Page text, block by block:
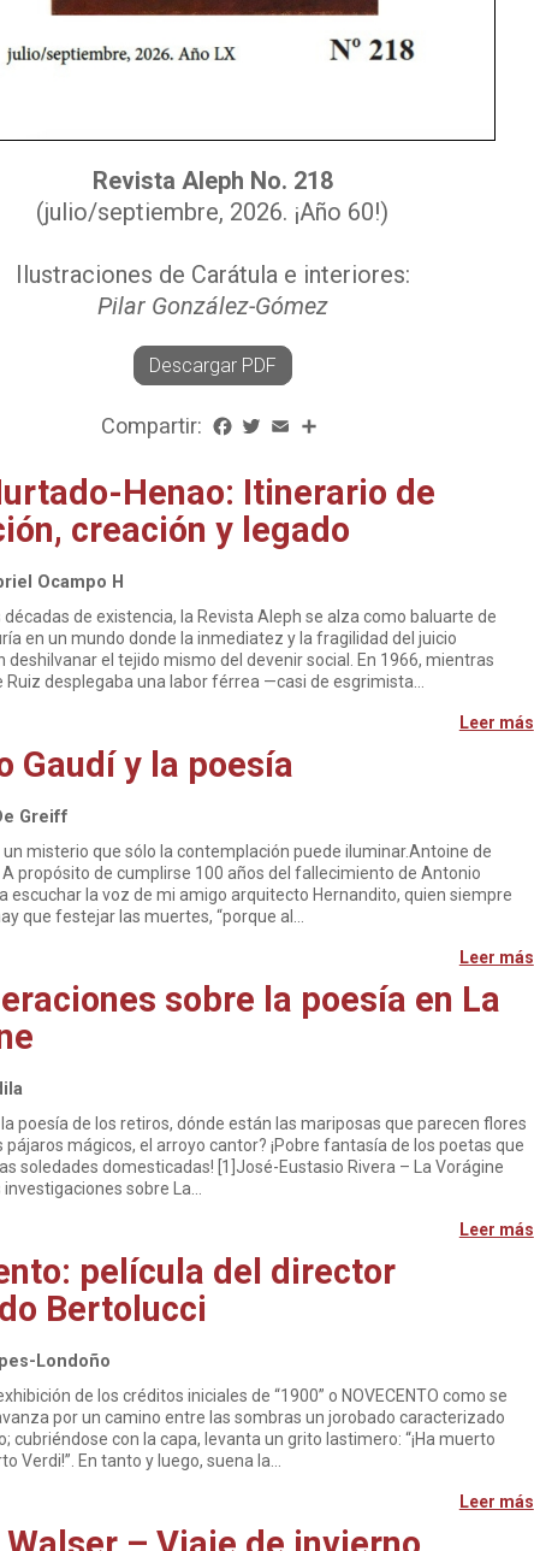
Revista Aleph No. 218
(julio/septiembre, 2026. ¡Año 60!)
Ilustraciones de Carátula e interiores:
Pilar González-Gómez
Descargar PDF
Compartir: Facebook
Twitter
Email
Henao: Itinerario de
creación y legado
Ocampo H
de existencia, la Revista Aleph se alza como baluarte de
en un mundo donde la inmediatez y la fragilidad del juicio
deshilvanar el tejido mismo del devenir social. En 1966, mientras
Ruiz desplegaba una labor férrea —casi de esgrimista…
Leer más
Gaudí y la poesía
Greiff
un misterio que sólo la contemplación puede iluminar.Antoine de
A propósito de cumplirse 100 años del fallecimiento de Antonio
escuchar la voz de mi amigo arquitecto Hernandito, quien siempre
que festejar las muertes, “porque al…
Leer más
sobre la poesía en La
la poesía de los retiros, dónde están las mariposas que parecen flores
pájaros mágicos, el arroyo cantor? ¡Pobre fantasía de los poetas que
soledades domesticadas! [1]José-Eustasio Rivera – La Vorágine
investigaciones sobre La…
Leer más
película del director
Bertolucci
Londoño
de los créditos iniciales de “1900” o NOVECENTO como se
por un camino entre las sombras un jorobado caracterizado
cubriéndose con la capa, levanta un grito lastimero: “¡Ha muerto
Verdi!”. En tanto y luego, suena la…
Leer más